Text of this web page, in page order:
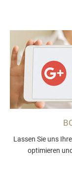
Lassen Sie uns
optimieren